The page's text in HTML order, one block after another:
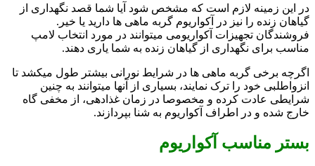
در این زمینه لازم است که مشخص شود آیا شما قصد نگهداری از
گیاهان زنده را نیز در آکواریوم گربه ماهی ها دارید یا خیر.
فروشندگان تجهیزات آکواریومی میتوانند در مورد انتخاب لامپ
مناسب برای نگهداری از گیاهان زنده به شما یاری دهند.
اگرچه برخی گربه ماهی ها در شرایط نورانی بیشتر طول میکشد تا
انزواطلبی خود را ترک نمایند، بسیاری از آنها میتوانند به چنین
شرایطی عادت کرده و مخصوصا در زمان غذادهی، از مخفی گاه
خارج شده و در اطراف آکواریوم به شنا بپردازند.
بستر مناسب آکواریوم